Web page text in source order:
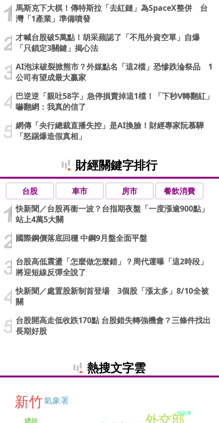
馬斯克下大棋！傳特斯拉「去紅鏈」為SpaceX整併 台
灣「1產業」準備噴發
才喊台股破5萬點！胡采蘋認了「不甩外資空單」自爆
「只鎖定3關鍵」揭心法
AI泡沫破裂掀熊市？外媒點名「這2檔」恐慘跌淪祭品 1
公司有望成最大贏家
巴逆逆「親吐58字」急停損賣掉這1檔！「下秒V轉翻紅」
嚇翻網：我真的信了
網傳「央行總裁直播失控」是AI換臉！財經專家阮慕驊
「怒踢爆造假真相」
財經關鍵字排行
台股 車市 房市
餐飲消費
快新聞／台股再衝一波？台指期夜盤「一度漲逾900點」
站上4萬5大關
國際鋼價落底回穩 中鋼9月盤全面平盤
台股高低震盪「怎麼做怎麼錯」？周代運曝「這2時段」
將迎短線反彈全說了
快新聞／處置股新制首登場 3個股「漲太多」8/10全被
關
台股開高走低收跌170點 台股錯失轉強機會？三條件找出
長期好股
熱搜文字雲
外交部
氣象署
新竹
啦啦隊
總統